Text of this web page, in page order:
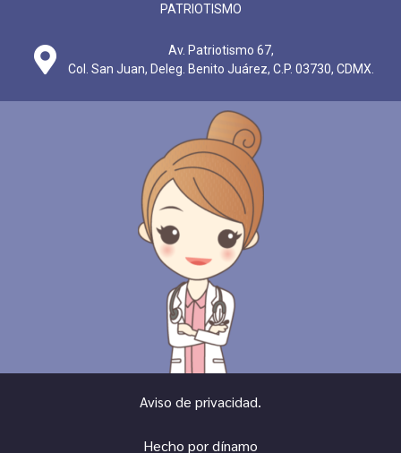
PATRIOTISMO
Av. Patriotismo 67,
Col. San Juan, Deleg. Benito Juárez, C.P. 03730, CDMX.
Aviso de privacidad.
Hecho por dínamo